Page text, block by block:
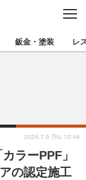
C
S
E
を地域から探す
西
鈑金・塗装 レ
ラーPPF」
の認定施工
2026.7.9 Thu 10:46